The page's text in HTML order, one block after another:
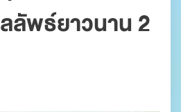
ลัพธ์ยาวนาน 2